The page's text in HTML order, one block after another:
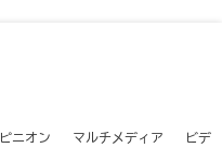
ニオン マルチメディア ビデ